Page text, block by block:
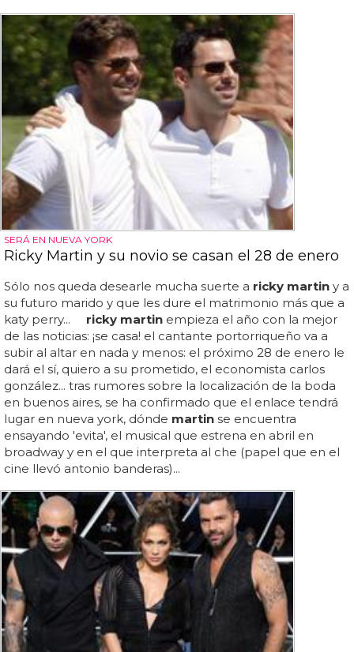
SERÁ EN NUEVA YORK
Ricky Martin y su novio se casan el 28 de enero
Sólo nos queda desearle mucha suerte a ricky martin y a
su futuro marido y que les dure el matrimonio más que a
katy perry... ricky martin empieza el año con la mejor
de las noticias: ¡se casa! el cantante portorriqueño va a
subir al altar en nada y menos: el próximo 28 de enero le
dará el sí, quiero a su prometido, el economista carlos
gonzález... tras rumores sobre la localización de la boda
en buenos aires, se ha confirmado que el enlace tendrá
lugar en nueva york, dónde martin se encuentra
ensayando 'evita', el musical que estrena en abril en
broadway y en el que interpreta al che (papel que en el
cine llevó antonio banderas)...